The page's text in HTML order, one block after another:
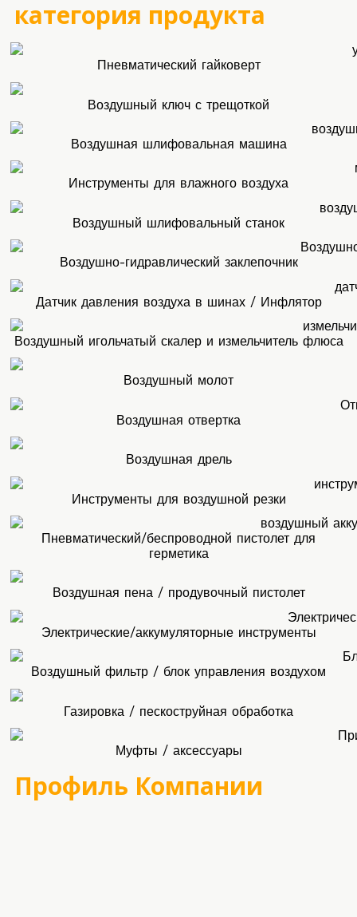
категория продукта
Пневматический гайковерт
Воздушный ключ с трещоткой
Воздушная шлифовальная машина
Инструменты для влажного воздуха
Воздушный шлифовальный станок
Воздушно-гидравлический заклепочник
Датчик давления воздуха в шинах / Инфлятор
Воздушный игольчатый скалер и измельчитель флюса
Воздушный молот
Воздушная отвертка
Воздушная дрель
Инструменты для воздушной резки
Пневматический/беспроводной пистолет для
герметика
Воздушная пена / продувочный пистолет
Электрические/аккумуляторные инструменты
Воздушный фильтр / блок управления воздухом
Газировка / пескоструйная обработка
Муфты / аксессуары
Профиль Компании